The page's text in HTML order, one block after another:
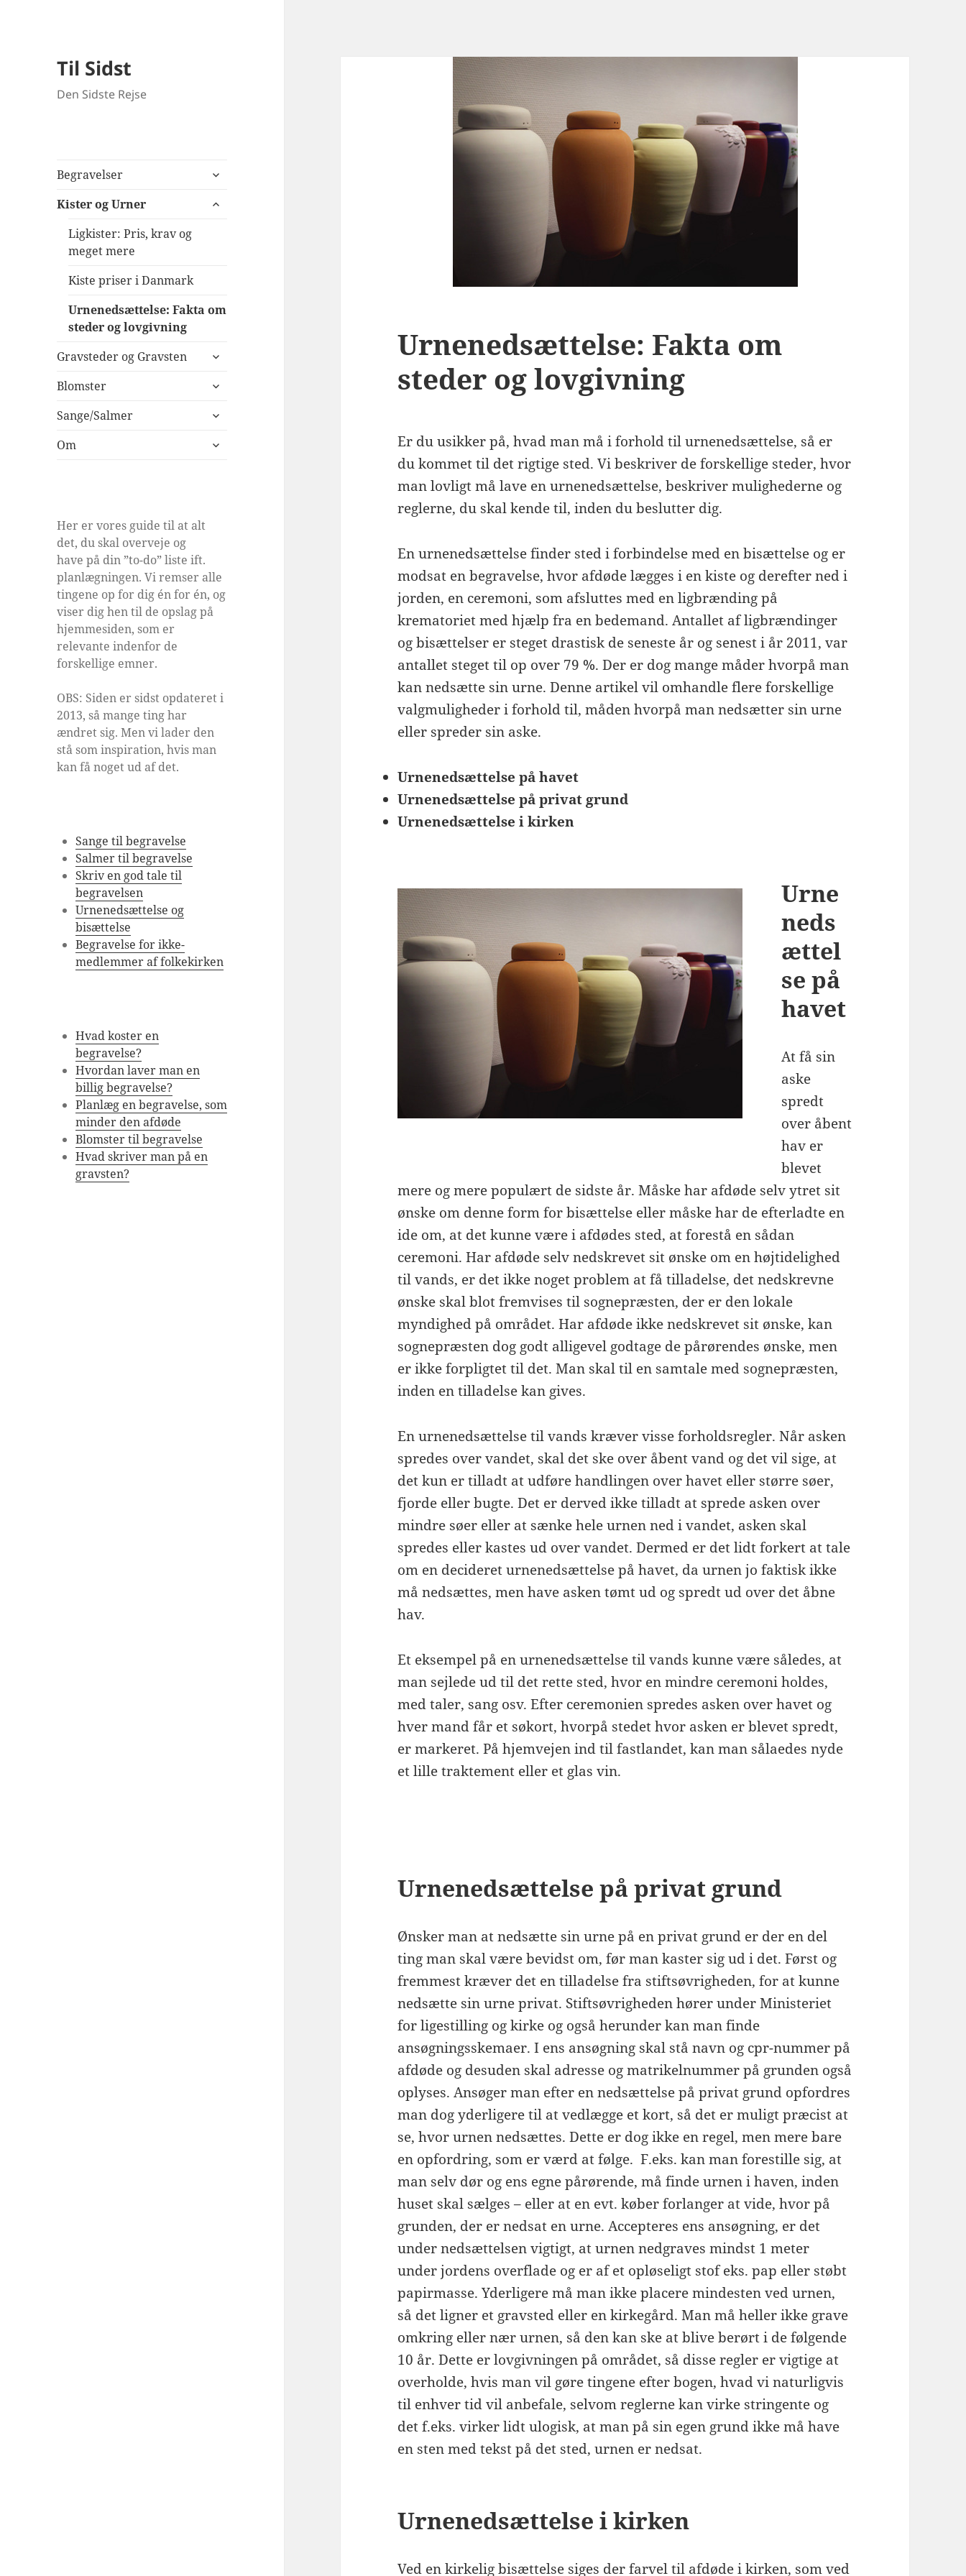
Til Sidst
Den Sidste Rejse
Begravelser
udvid
Kister og Urner
udvid
Ligkister: Pris, krav og
meget mere
Kiste priser i Danmark
Urnenedsættelse: Fakta om
steder og lovgivning
Gravsteder og Gravsten
udvid
Blomster
udvid
Sange/Salmer
udvid
Om
udvid
Her er vores guide til at alt
det, du skal overveje og
have på din ”to-do” liste ift.
planlægningen. Vi remser alle
tingene op for dig én for én, og
viser dig hen til de opslag på
hjemmesiden, som er
relevante indenfor de
forskellige emner.
OBS: Siden er sidst opdateret i
2013, så mange ting har
ændret sig. Men vi lader den
stå som inspiration, hvis man
kan få noget ud af det.
Sange til begravelse
Salmer til begravelse
Skriv en god tale til
begravelsen
Urnenedsættelse og
bisættelse
Begravelse for ikke-
medlemmer af folkekirken
Hvad koster en
begravelse?
Hvordan laver man en
billig begravelse?
Planlæg en begravelse, som
minder den afdøde
Blomster til begravelse
Hvad skriver man på en
gravsten?
Urnenedsættelse: Fakta om
steder og lovgivning
Er du usikker på, hvad man må i forhold til urnenedsættelse, så er
du kommet til det rigtige sted. Vi beskriver de forskellige steder, hvor
man lovligt må lave en urnenedsættelse, beskriver mulighederne og
reglerne, du skal kende til, inden du beslutter dig.
En urnenedsættelse finder sted i forbindelse med en bisættelse og er
modsat en begravelse, hvor afdøde lægges i en kiste og derefter ned i
jorden, en ceremoni, som afsluttes med en ligbrænding på
krematoriet med hjælp fra en bedemand. Antallet af ligbrændinger
og bisættelser er steget drastisk de seneste år og senest i år 2011, var
antallet steget til op over 79 %. Der er dog mange måder hvorpå man
kan nedsætte sin urne. Denne artikel vil omhandle flere forskellige
valgmuligheder i forhold til, måden hvorpå man nedsætter sin urne
eller spreder sin aske.
Urnenedsættelse på havet
Urnenedsættelse på privat grund
Urnenedsættelse i kirken
Urne
neds
ættel
se på
havet
At få sin
aske
spredt
over åbent
hav er
blevet
mere og mere populært de sidste år. Måske har afdøde selv ytret sit
ønske om denne form for bisættelse eller måske har de efterladte en
ide om, at det kunne være i afdødes sted, at forestå en sådan
ceremoni. Har afdøde selv nedskrevet sit ønske om en højtidelighed
til vands, er det ikke noget problem at få tilladelse, det nedskrevne
ønske skal blot fremvises til sognepræsten, der er den lokale
myndighed på området. Har afdøde ikke nedskrevet sit ønske, kan
sognepræsten dog godt alligevel godtage de pårørendes ønske, men
er ikke forpligtet til det. Man skal til en samtale med sognepræsten,
inden en tilladelse kan gives.
En urnenedsættelse til vands kræver visse forholdsregler. Når asken
spredes over vandet, skal det ske over åbent vand og det vil sige, at
det kun er tilladt at udføre handlingen over havet eller større søer,
fjorde eller bugte. Det er derved ikke tilladt at sprede asken over
mindre søer eller at sænke hele urnen ned i vandet, asken skal
spredes eller kastes ud over vandet. Dermed er det lidt forkert at tale
om en decideret urnenedsættelse på havet, da urnen jo faktisk ikke
må nedsættes, men have asken tømt ud og spredt ud over det åbne
hav.
Et eksempel på en urnenedsættelse til vands kunne være således, at
man sejlede ud til det rette sted, hvor en mindre ceremoni holdes,
med taler, sang osv. Efter ceremonien spredes asken over havet og
hver mand får et søkort, hvorpå stedet hvor asken er blevet spredt,
er markeret. På hjemvejen ind til fastlandet, kan man sålaedes nyde
et lille traktement eller et glas vin.
Urnenedsættelse på privat grund
Ønsker man at nedsætte sin urne på en privat grund er der en del
ting man skal være bevidst om, før man kaster sig ud i det. Først og
fremmest kræver det en tilladelse fra stiftsøvrigheden, for at kunne
nedsætte sin urne privat. Stiftsøvrigheden hører under Ministeriet
for ligestilling og kirke og også herunder kan man finde
ansøgningsskemaer. I ens ansøgning skal stå navn og cpr-nummer på
afdøde og desuden skal adresse og matrikelnummer på grunden også
oplyses. Ansøger man efter en nedsættelse på privat grund opfordres
man dog yderligere til at vedlægge et kort, så det er muligt præcist at
se, hvor urnen nedsættes. Dette er dog ikke en regel, men mere bare
en opfordring, som er værd at følge. F.eks. kan man forestille sig, at
man selv dør og ens egne pårørende, må finde urnen i haven, inden
huset skal sælges – eller at en evt. køber forlanger at vide, hvor på
grunden, der er nedsat en urne. Accepteres ens ansøgning, er det
under nedsættelsen vigtigt, at urnen nedgraves mindst 1 meter
under jordens overflade og er af et opløseligt stof eks. pap eller støbt
papirmasse. Yderligere må man ikke placere mindesten ved urnen,
så det ligner et gravsted eller en kirkegård. Man må heller ikke grave
omkring eller nær urnen, så den kan ske at blive berørt i de følgende
10 år. Dette er lovgivningen på området, så disse regler er vigtige at
overholde, hvis man vil gøre tingene efter bogen, hvad vi naturligvis
til enhver tid vil anbefale, selvom reglerne kan virke stringente og
det f.eks. virker lidt ulogisk, at man på sin egen grund ikke må have
en sten med tekst på det sted, urnen er nedsat.
Urnenedsættelse i kirken
Ved en kirkelig bisættelse siges der farvel til afdøde i kirken, som ved